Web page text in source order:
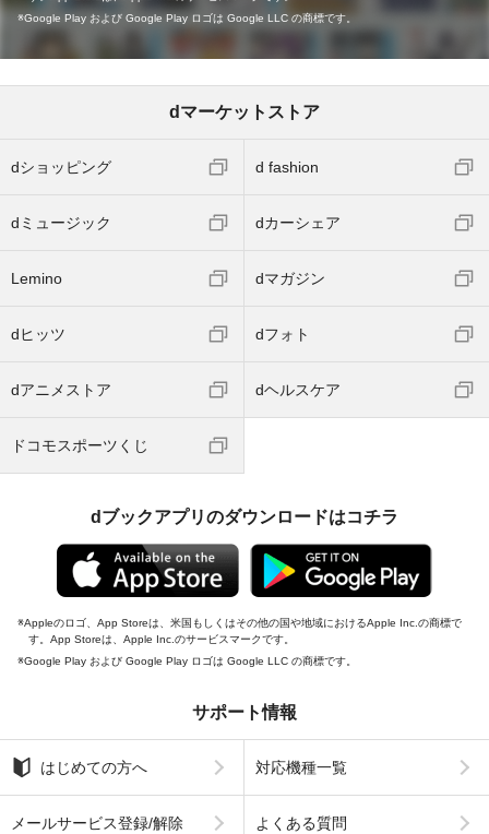
Google Play および Google Play ロゴは Google LLC の商標です。
dマーケットストア
dショッピング d fashion
dミュージック dカーシェア
Lemino dマガジン
dヒッツ dフォト
dアニメストア dヘルスケア
ドコモスポーツくじ
dブックアプリのダウンロードはコチラ
Appleのロゴ、App Storeは、米国もしくはその他の国や地域におけるApple Inc.の商標で
す。App Storeは、Apple Inc.のサービスマークです。
Google Play および Google Play ロゴは Google LLC の商標です。
サポート情報
はじめての方へ 対応機種一覧
メールサービス登録/解除 よくある質問